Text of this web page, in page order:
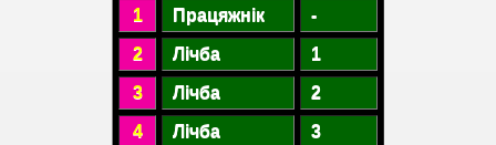
1 Працяжнік -
2 Лічба 1
3 Лічба 2
4 Лічба 3